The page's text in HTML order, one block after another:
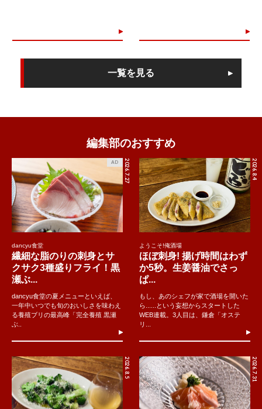
一覧を見る
編集部のおすすめ
2026.7.27
AD
dancyu食堂
繊細な脂のりの刺身とサ
クサク3種盛りフライ！黒
瀬ぶ...
dancyu食堂の夏メニューといえば、
一年中いつでも旬のおいしさを味わえ
る養殖ブリの最高峰「完全養殖 黒瀬
ぶ..
2026.8.4
ようこそ!俺酒場
ほぼ刺身! 揚げ時間はわず
か5秒。生姜醤油でさっ
ぱ...
もし、あのシェフが家で酒場を開いた
ら......という妄想からスタートした
WEB連載。3人目は、鎌倉「オステ
リ...
2026.8.5 2026.7.31